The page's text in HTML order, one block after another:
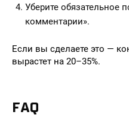
Уберите обязательное
комментарии».
Если вы сделаете это —
вырастет на 20–35%.
FAQ